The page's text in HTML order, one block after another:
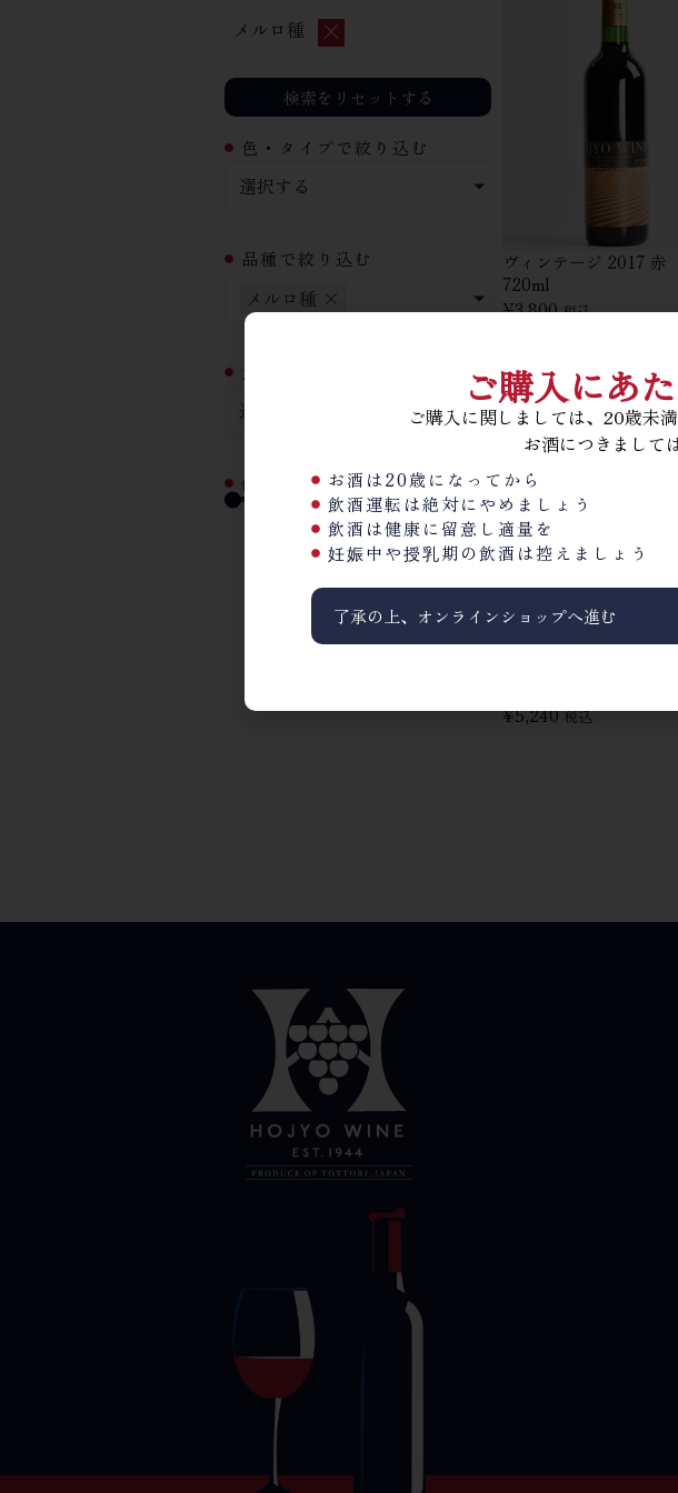
メルロ種 ×
色・タイプで絞り込む
選択する
品種で絞り込む
メルロ種 ×
食材相性で絞り込む
選択する
価格で絞り込む
3800 円—8800円
検索をリセットする
ヴィンテージ 2017 赤
720ml
¥3,800 税込
¥5,240 税込
ご購入にあ
ご購入に関しましては、20歳未
お酒につきまして
お酒は20歳になってから
飲酒運転は絶対にやめましょう
飲酒は健康に留意し適量を
妊娠中や授乳期の飲酒は控えましょう
了承の上、オンラインショップへ進む